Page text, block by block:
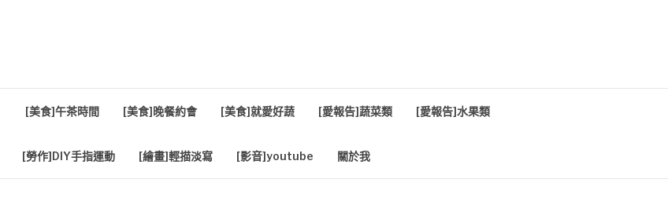
[美食]午茶時間 [美食]晚餐約會 [美食]就愛好蔬 [愛報告]蔬菜類 [愛報告]水果類
[勞作]DIY手指運動 [繪畫]輕描淡寫 [影音]youtube 關於我